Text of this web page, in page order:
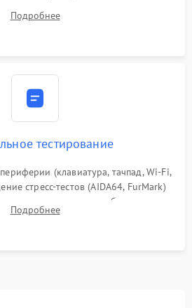
и накопителей. Предварительная
Подробнее
тестирование
(клавиатура, тачпад, Wi-Fi,
стресс-тестов (AIDA64, FurMark)
режима и стабильности
под пиковой нагрузкой.
Подробнее